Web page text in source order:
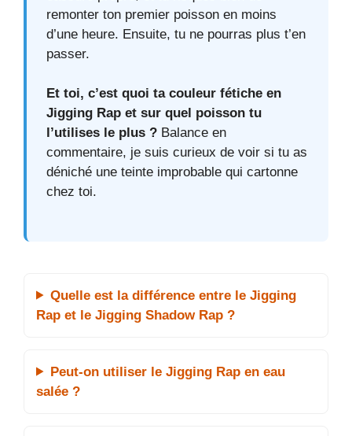
remonter ton premier poisson en moins
d’une heure. Ensuite, tu ne pourras plus t’en
passer.
Et toi, c’est quoi ta couleur fétiche en
Jigging Rap et sur quel poisson tu
l’utilises le plus ? Balance en
commentaire, je suis curieux de voir si tu as
déniché une teinte improbable qui cartonne
chez toi.
Quelle est la différence entre le Jigging
Rap et le Jigging Shadow Rap ?
Peut-on utiliser le Jigging Rap en eau
salée ?